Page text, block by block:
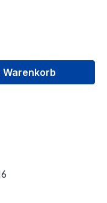
Warenkorb